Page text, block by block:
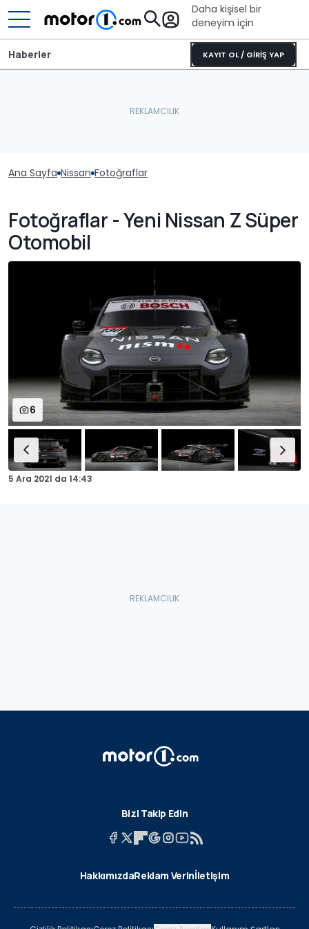
Daha kişisel bir
deneyim için
KAYIT OL / GİRİŞ YAP
Haberler
Ana Sayfa Nissan Fotoğraflar
Fotoğraflar - Yeni Nissan Z Süper
Otomobil
6
5 Ara 2021 da 14:43
Bizi Takip Edin
HakkımızdaReklam Verinİletişim